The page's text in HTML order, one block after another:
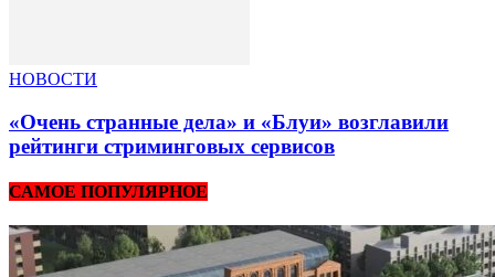
НОВОСТИ
«Очень странные дела» и «Блуи» возглавили
рейтинги стриминговых сервисов
САМОЕ ПОПУЛЯРНОЕ